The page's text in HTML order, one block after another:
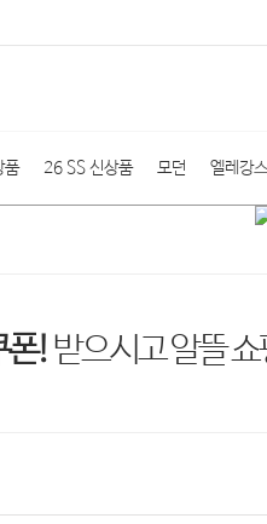
품 26 SS 신상품 모던 엘레강스
폰!받으시고 알뜰